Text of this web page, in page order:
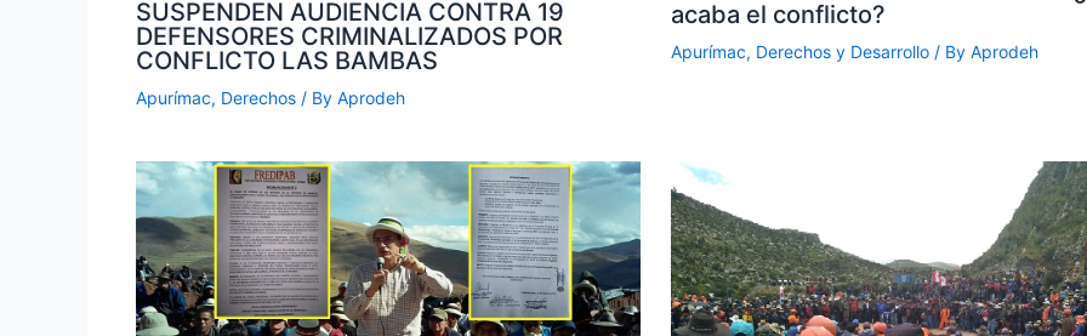
SUSPENDEN AUDIENCIA CONTRA 19
DEFENSORES CRIMINALIZADOS POR
CONFLICTO LAS BAMBAS
Apurímac, Derechos / By Aprodeh
acaba el conflicto?
Apurímac, Derechos y Desarrollo/ By Aprodeh